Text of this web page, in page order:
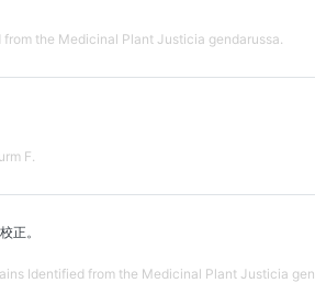
the Medicinal Plant Justicia gendarussa.
F.
正。
Identified from the Medicinal Plant Justicia